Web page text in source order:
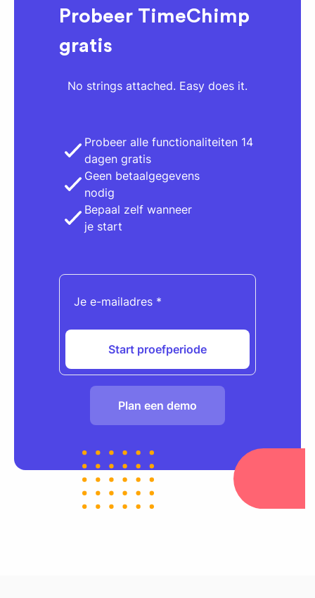
Probeer TimeChimp
gratis
No strings attached. Easy does it.
Probeer alle functionaliteiten 14
dagen gratis
Geen betaalgegevens
nodig
Bepaal zelf wanneer
je start
Plan een demo